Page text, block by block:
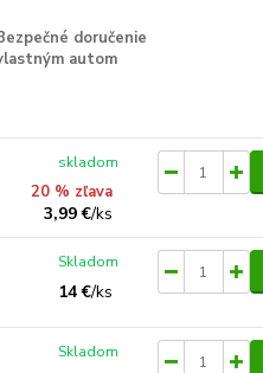
doručenie
autom
20 % zľava
3,99 €/ks
skladom
14 €/ks
Skladom
Skladom